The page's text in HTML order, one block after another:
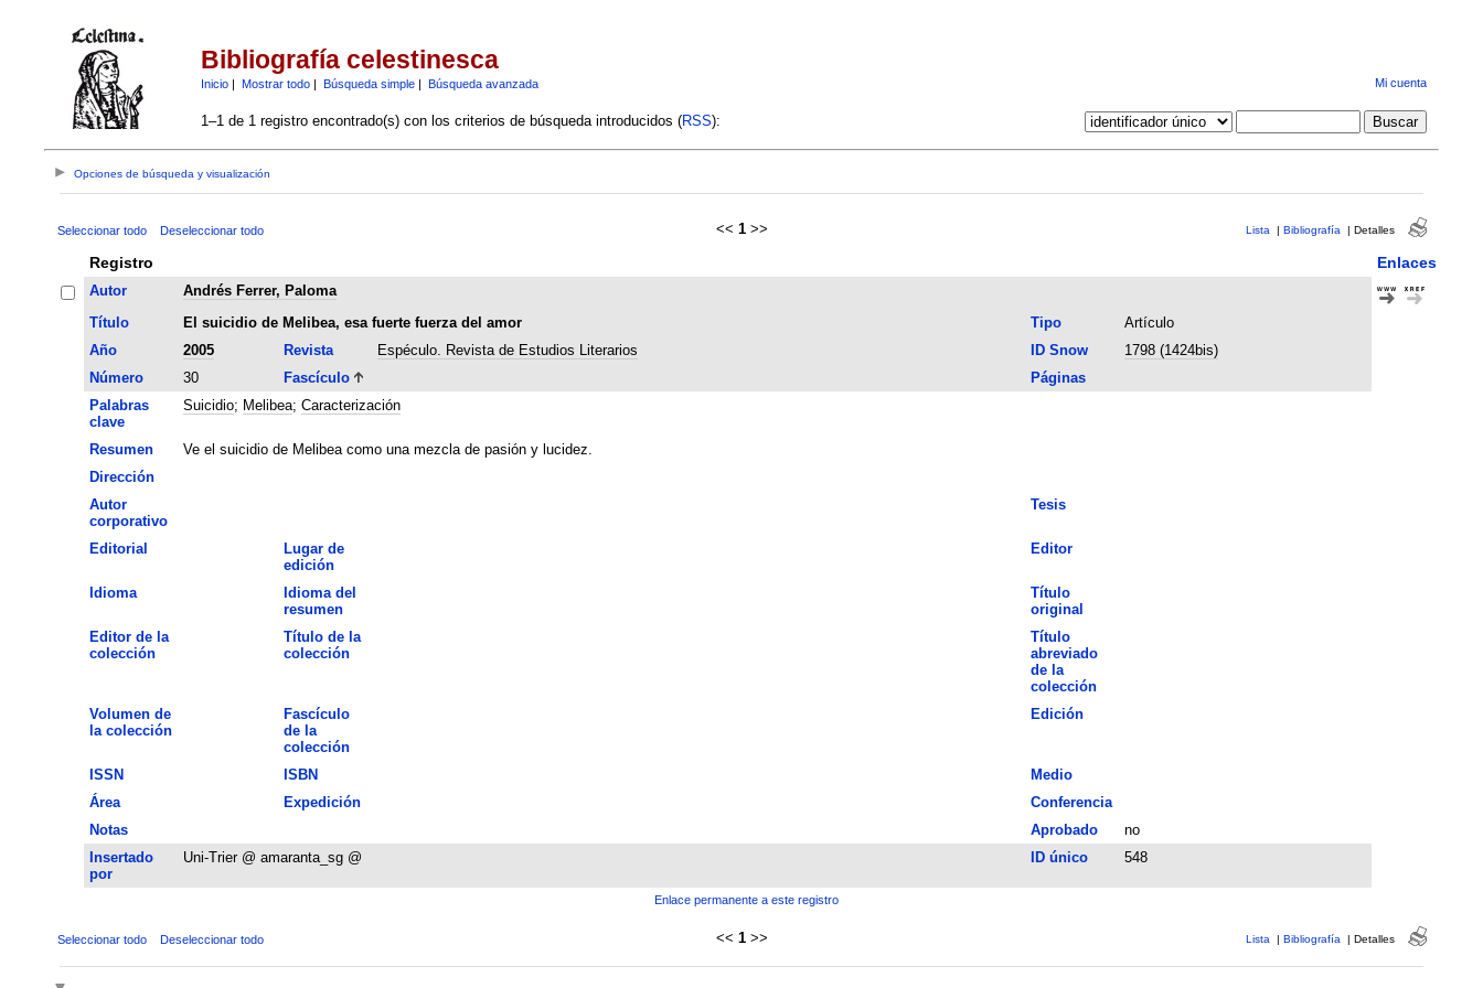
Bibliografía celestinesca
Inicio| Mostrar todo| Búsqueda simple| Búsqueda avanzada Mi cuenta
1–1 de 1 registro encontrado(s) con los criterios de búsqueda introducidos (RSS):
Opciones de búsqueda y visualización
Seleccionar todo Deseleccionar todo << 1 >> Lista | Bibliografía | Detalles
Registro Enlaces
Autor
Andrés Ferrer, Paloma
Título
El suicidio de Melibea, esa fuerte fuerza del amor Tipo
Artículo
Año
2005 Revista Espéculo. Revista de Estudios Literarios ID Snow
1798 (1424bis)
Número
30 Fascículo
Páginas
Palabras
clave
Suicidio; Melibea; Caracterización
Resumen
Ve el suicidio de Melibea como una mezcla de pasión y lucidez.
Dirección
Autor
corporativo
Tesis
Editorial
Lugar de
edición
Editor
Idioma
Idioma del
resumen
Título
original
Editor de la
colección
Título de la
colección
Título
abreviado
de la
colección
Volumen de
la colección
Fascículo
de la
colección
Edición
ISSN ISBN
Medio
Área
Expedición
Conferencia
Notas
Aprobado
no
Insertado
por
Uni-Trier @ amaranta_sg @ ID único 548
Enlace permanente a este registro
Seleccionar todo Deseleccionar todo << 1 >> Lista | Bibliografía | Detalles